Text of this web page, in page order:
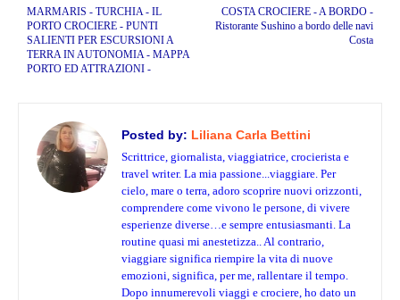
COSTA CROCIERE - A BORDO -
Ristorante Sushino a bordo delle navi
Costa
MARMARIS - TURCHIA - IL
PORTO CROCIERE - PUNTI
SALIENTI PER ESCURSIONI A
TERRA IN AUTONOMIA - MAPPA
PORTO ED ATTRAZIONI -
Posted by: Liliana Carla Bettini
Scrittrice, giornalista, viaggiatrice, crocierista e
travel writer. La mia passione...viaggiare. Per
cielo, mare o terra, adoro scoprire nuovi orizzonti,
comprendere come vivono le persone, di vivere
esperienze diverse…e sempre entusiasmanti. La
routine quasi mi anestetizza.. Al contrario,
viaggiare significa riempire la vita di nuove
emozioni, significa, per me, rallentare il tempo.
Dopo innumerevoli viaggi e crociere, ho dato un